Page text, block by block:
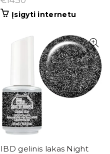
Įsigyti internetu
IBD gelinis lakas Night